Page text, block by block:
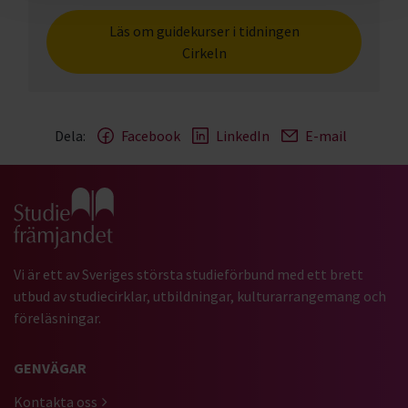
Läs om guidekurser i tidningen
Cirkeln
Dela: Facebook LinkedIn E-mail
Gå till studiefrämjandets startsida
Vi är ett av Sveriges största studieförbund med ett brett
utbud av studiecirklar, utbildningar, kulturarrangemang och
föreläsningar.
GENVÄGAR
Kontakta oss